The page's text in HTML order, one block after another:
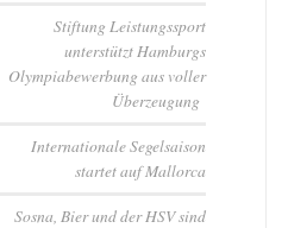
Stiftung Leistungssport
unterstützt Hamburgs
Olympiabewerbung aus voller
Überzeugung
Internationale Segelsaison
startet auf Mallorca
Sosna, Bier und der HSV sind